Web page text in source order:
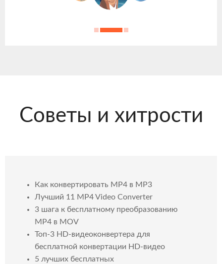
Советы и хитрости
Как конвертировать MP4 в MP3
Лучший 11 MP4 Video Converter
3 шага к бесплатному преобразованию
MP4 в MOV
Топ-3 HD-видеоконвертера для
бесплатной конвертации HD-видео
5 лучших бесплатных